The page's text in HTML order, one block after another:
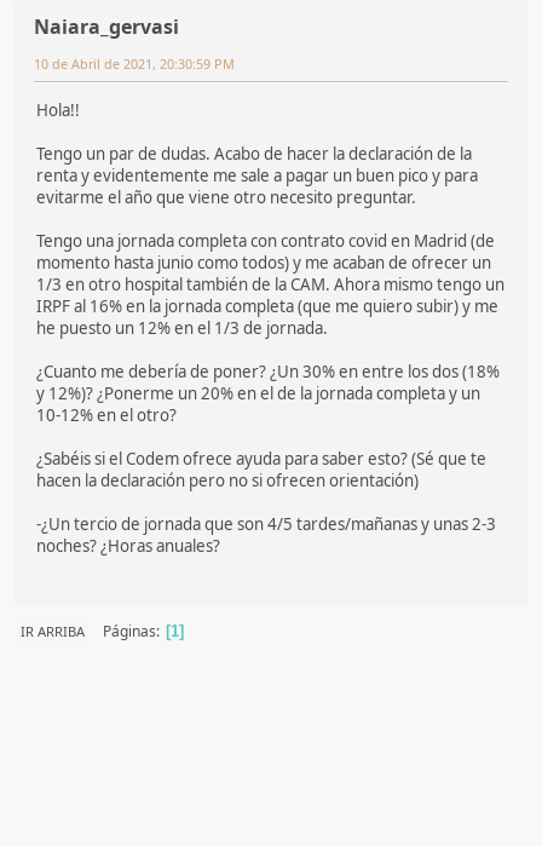
Naiara_gervasi
10 de Abril de 2021, 20:30:59 PM
Hola!!
Tengo un par de dudas. Acabo de hacer la declaración de la
renta y evidentemente me sale a pagar un buen pico y para
evitarme el año que viene otro necesito preguntar.
Tengo una jornada completa con contrato covid en Madrid (de
momento hasta junio como todos) y me acaban de ofrecer un
1/3 en otro hospital también de la CAM. Ahora mismo tengo un
IRPF al 16% en la jornada completa (que me quiero subir) y me
he puesto un 12% en el 1/3 de jornada.
¿Cuanto me debería de poner? ¿Un 30% en entre los dos (18%
y 12%)? ¿Ponerme un 20% en el de la jornada completa y un
10-12% en el otro?
¿Sabéis si el Codem ofrece ayuda para saber esto? (Sé que te
hacen la declaración pero no si ofrecen orientación)
-¿Un tercio de jornada que son 4/5 tardes/mañanas y unas 2-3
noches? ¿Horas anuales?
IR ARRIBA Páginas 1